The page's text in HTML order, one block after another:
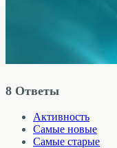
8 Ответы
Активность
Самые новые
Самые старые